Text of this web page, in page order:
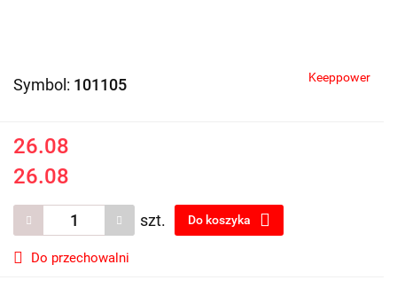
Symbol: 101105 Keeppower
26.08
26.08
szt. Do koszyka
Do przechowalni